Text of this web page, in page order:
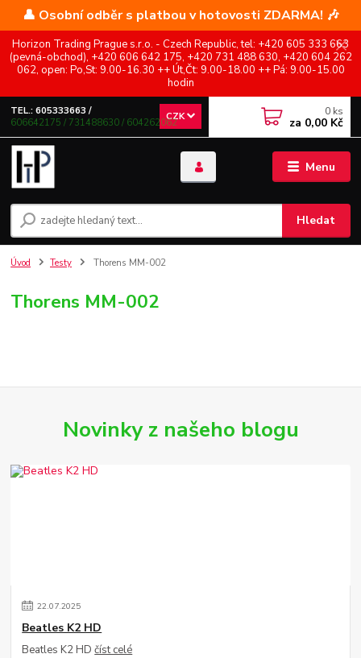
👤 Osobní odběr s platbou v hotovosti ZDARMA! 🎶
Horizon Trading Prague s.r.o. - Czech Republic, tel: +420 605 333 663
(pevná-obchod), +420 606 642 175, +420 731 488 630, +420 604 262
062, open: Po,St: 9.00-16.30 ++ Út,Čt: 9.00-18.00 ++ Pá: 9.00-15.00
hodin
Menu
CZK
Hledat
TEL.: 605333663 /
606642175 / 731488630 / 604262062
0 ks
za 0,00 Kč
Úvod Testy Thorens MM-002
Thorens MM-002
Novinky z našeho blogu
22.07.2025
Beatles K2 HD
Beatles K2 HDčíst celé